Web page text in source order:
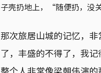
子壳扔地上，“随便扔，没
那次旅居山城的记忆，
了，丰盛的不得了，我